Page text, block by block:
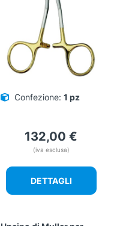
Confezione: 1 pz
132,00 €
(iva esclusa)
DETTAGLI